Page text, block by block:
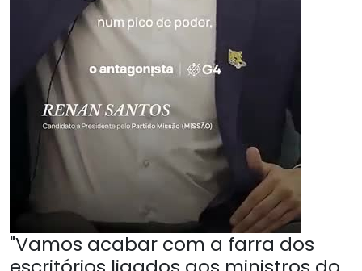
"Vamos acabar com a farra dos